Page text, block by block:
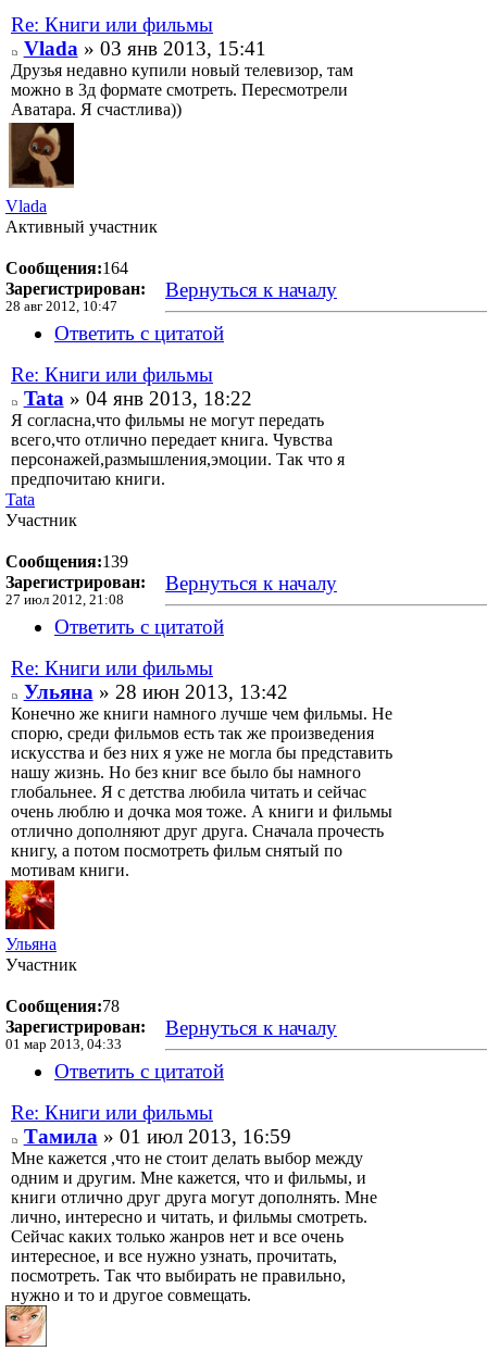
Re: Книги или фильмы
Vlada » 03 янв 2013, 15:41
Друзья недавно купили новый телевизор, там
можно в 3д формате смотреть. Пересмотрели
Аватара. Я счастлива))
Vlada
Активный участник
Сообщения:164
Зарегистрирован:
28 авг 2012, 10:47
Вернуться к началу
Ответить с цитатой
Re: Книги или фильмы
Tata » 04 янв 2013, 18:22
Я согласна,что фильмы не могут передать
всего,что отлично передает книга. Чувства
персонажей,размышления,эмоции. Так что я
предпочитаю книги.
Tata
Участник
Сообщения:139
Зарегистрирован:
27 июл 2012, 21:08
Вернуться к началу
Ответить с цитатой
Re: Книги или фильмы
Ульяна » 28 июн 2013, 13:42
Конечно же книги намного лучше чем фильмы. Не
спорю, среди фильмов есть так же произведения
искусства и без них я уже не могла бы представить
нашу жизнь. Но без книг все было бы намного
глобальнее. Я с детства любила читать и сейчас
очень люблю и дочка моя тоже. А книги и фильмы
отлично дополняют друг друга. Сначала прочесть
книгу, а потом посмотреть фильм снятый по
мотивам книги.
Ульяна
Участник
Сообщения:78
Зарегистрирован:
01 мар 2013, 04:33
Вернуться к началу
Ответить с цитатой
Re: Книги или фильмы
Тамила » 01 июл 2013, 16:59
Мне кажется ,что не стоит делать выбор между
одним и другим. Мне кажется, что и фильмы, и
книги отлично друг друга могут дополнять. Мне
лично, интересно и читать, и фильмы смотреть.
Сейчас каких только жанров нет и все очень
интересное, и все нужно узнать, прочитать,
посмотреть. Так что выбирать не правильно,
нужно и то и другое совмещать.